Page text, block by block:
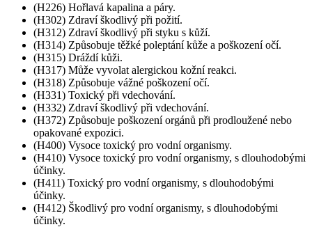
(H226) Hořlavá kapalina a páry.
(H302) Zdraví škodlivý při požití.
(H312) Zdraví škodlivý při styku s kůží.
(H314) Způsobuje těžké poleptání kůže a poškození očí.
(H315) Dráždí kůži.
(H317) Může vyvolat alergickou kožní reakci.
(H318) Způsobuje vážné poškození očí.
(H331) Toxický při vdechování.
(H332) Zdraví škodlivý při vdechování.
(H372) Způsobuje poškození orgánů při prodloužené nebo
opakované expozici.
(H400) Vysoce toxický pro vodní organismy.
(H410) Vysoce toxický pro vodní organismy, s dlouhodobými
účinky.
(H411) Toxický pro vodní organismy, s dlouhodobými
účinky.
(H412) Škodlivý pro vodní organismy, s dlouhodobými
účinky.